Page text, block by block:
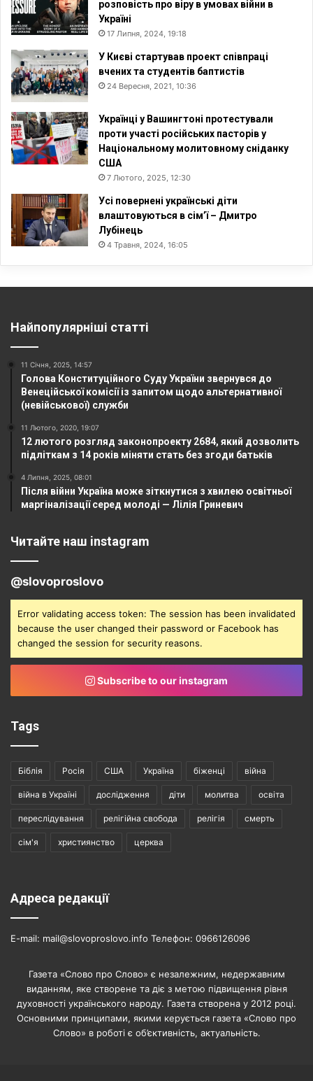
розповість про віру в умовах війни в
Україні
17 Липня, 2024, 19:18
У Києві стартував проект співпраці
вчених та студентів баптистів
24 Вересня, 2021, 10:36
Українці у Вашингтоні протестували
проти участі російських пасторів у
Національному молитовному сніданку
США
7 Лютого, 2025, 12:30
Усі повернені українські діти
влаштовуються в сім’ї – Дмитро
Лубінець
4 Травня, 2024, 16:05
Найпопулярніші статті
11 Січня, 2025, 14:57
Голова Конституційного Суду України звернувся до
Венеційської комісії із запитом щодо альтернативної
(невійськової) служби
11 Лютого, 2020, 19:07
12 лютого розгляд законопроекту 2684, який дозволить
підліткам з 14 років міняти стать без згоди батьків
4 Липня, 2025, 08:01
Після війни Україна може зіткнутися з хвилею освітньої
маргіналізації серед молоді — Лілія Гриневич
Читайте наш instagram
@slovoproslovo
Error validating access token: The session has been invalidated
because the user changed their password or Facebook has
changed the session for security reasons.
Subscribe to our instagram
Tags
Біблія Росія США Україна біженці війна
війна в Україні дослідження діти молитва освіта
переслідування релігійна свобода релігія смерть
сім'я християнство церква
Адреса редакції
E-mail: mail@slovoproslovo.info Телефон: 0966126096
Газета «Слово про Слово» є незалежним, недержавним
виданням, яке створене та діє з метою підвищення рівня
духовності українського народу. Газета створена у 2012 році.
Основними принципами, якими керується газета «Слово про
Слово» в роботі є об’єктивність, актуальність.